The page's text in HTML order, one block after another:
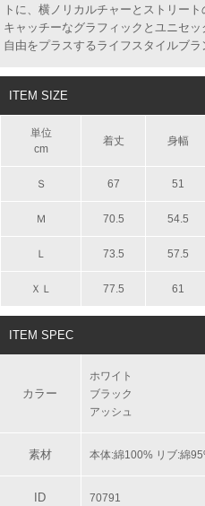
トに、横ノリカルチャーとストリート
キャッチーなグラフィックとユニセ
自由をプラスするライフスタイルブラ
ITEM SIZE
単位
cm
着丈 身幅
Ｓ 67 51
Ｍ 70.5 54.5
Ｌ 73.5 57.5
ＸＬ 77.5 61
ITEM SPEC
カラー
ホワイト
ブラック
アッシュ
素材 本体:綿100% リブ:綿
ID 70791